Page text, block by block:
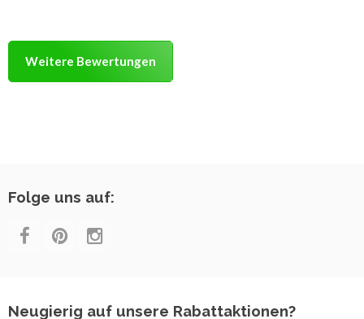
Weitere Bewertungen
Folge uns auf:
Neugierig auf unsere Rabattaktionen?